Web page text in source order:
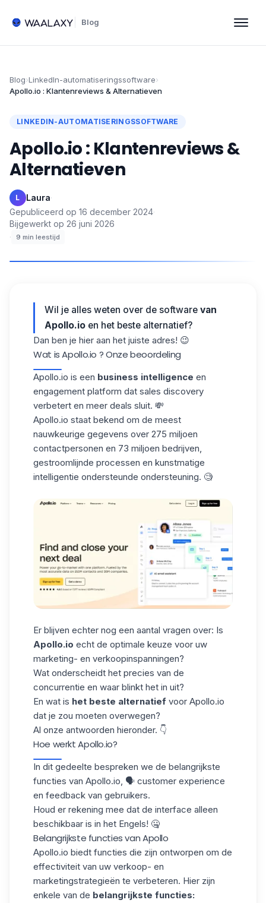
Blog
Blog›LinkedIn-automatiseringssoftware›
Apollo.io : Klantenreviews & Alternatieven
LINKEDIN-AUTOMATISERINGSSOFTWARE
Apollo.io : Klantenreviews &
Alternatieven
L Laura·
Gepubliceerd op 16 december 2024·
Bijgewerkt op 26 juni 2026
·
9 min leestijd
Wil je alles weten over de software van
Apollo.io en het beste alternatief?
Dan ben je hier aan het juiste adres! 😉
Wat is Apollo.io ? Onze beoordeling
Apollo.io is een business intelligence en
engagement platform dat sales discovery
verbetert en meer deals sluit. 💸
Apollo.io staat bekend om de meest
nauwkeurige gegevens over 275 miljoen
contactpersonen en 73 miljoen bedrijven,
gestroomlijnde processen en kunstmatige
intelligentie ondersteunde ondersteuning. 🧐
Er blijven echter nog een aantal vragen over: Is
Apollo.io echt de optimale keuze voor uw
marketing- en verkoopinspanningen?
Wat onderscheidt het precies van de
concurrentie en waar blinkt het in uit?
En wat is het beste alternatief voor Apollo.io
dat je zou moeten overwegen?
Al onze antwoorden hieronder. 👇
Hoe werkt Apollo.io?
In dit gedeelte bespreken we de belangrijkste
functies van Apollo.io, 🗣️ customer experience
en feedback van gebruikers.
Houd er rekening mee dat de interface alleen
beschikbaar is in het Engels! 🤐
Belangrijkste functies van Apollo
Apollo.io biedt functies die zijn ontworpen om de
effectiviteit van uw verkoop- en
marketingstrategieën te verbeteren. Hier zijn
enkele van de belangrijkste functies: